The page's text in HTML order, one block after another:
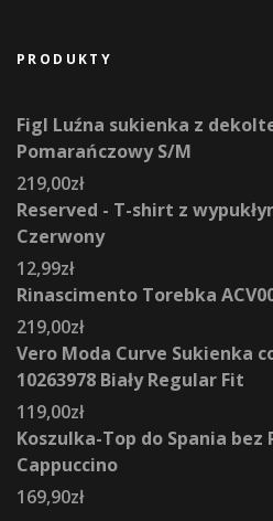
PRODUKTY
Figl Luźna sukienka z
Pomarańczowy S/M
219,00zł
Reserved - T-shirt z
Czerwony
12,99zł
Rinascimento Torebka
219,00zł
Vero Moda Curve Sukienka
10263978 Biały Regular Fit
119,00zł
Koszulka-Top do Spania bez
Cappuccino
169,90zł